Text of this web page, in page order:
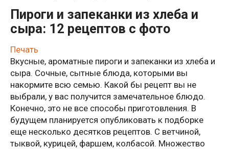
Пироги и запеканки из хлеба и
сыра: 12 рецептов с фото
Печать
Вкусные, ароматные пироги и запеканки из хлеба и
сыра. Сочные, сытные блюда, которыми вы
накормите всю семью. Какой бы рецепт вы не
выбрали, у вас получится замечательное блюдо.
Конечно, это не все способы приготовления. В
будущем планируется опубликовать к подборке
еще несколько десятков рецептов. С ветчиной,
тыквой, курицей, фаршем, колбасой. Множество